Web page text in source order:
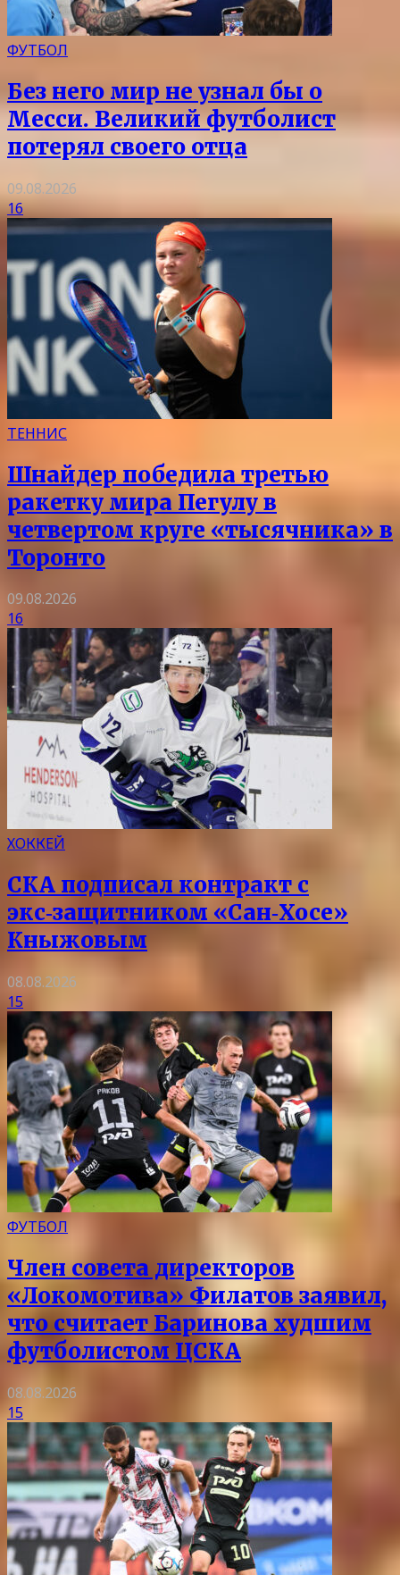
ФУТБОЛ
Без него мир не узнал бы о
Месси. Великий футболист
потерял своего отца
09.08.2026
16
ТЕННИС
Шнайдер победила третью
ракетку мира Пегулу в
четвертом круге «тысячника» в
Торонто
09.08.2026
16
ХОККЕЙ
СКА подписал контракт с
экс‑защитником «Сан‑Хосе»
Кныжовым
08.08.2026
15
ФУТБОЛ
Член совета директоров
«Локомотива» Филатов заявил,
что считает Баринова худшим
футболистом ЦСКА
08.08.2026
15